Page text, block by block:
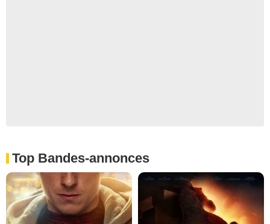
Top Bandes-annonces